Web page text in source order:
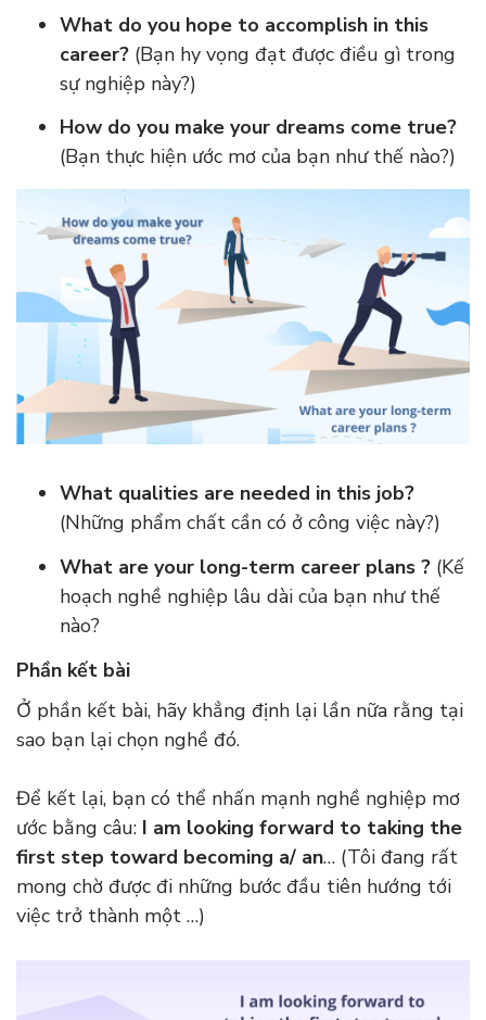
What do you hope to accomplish in this
career? (Bạn hy vọng đạt được điều gì trong
sự nghiệp này?)
How do you make your dreams come true?
(Bạn thực hiện ước mơ của bạn như thế nào?)
What qualities are needed in this job?
(Những phẩm chất cần có ở công việc này?)
What are your long-term career plans ? (Kế
hoạch nghề nghiệp lâu dài của bạn như thế
nào?
Phần kết bài
Ở phần kết bài, hãy khẳng định lại lần nữa rằng tại
sao bạn lại chọn nghề đó.
Để kết lại, bạn có thể nhấn mạnh nghề nghiệp mơ
ước bằng câu: I am looking forward to taking the
first step toward becoming a/ an… (Tôi đang rất
mong chờ được đi những bước đầu tiên hướng tới
việc trở thành một …)